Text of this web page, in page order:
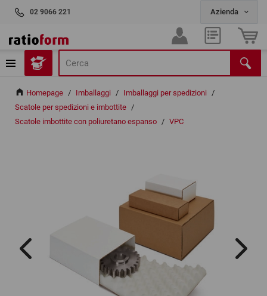
02 9066 221
Homepage / Imballaggi / Imballaggi per spedizioni /
Scatole per spedizioni e imbottite /
Scatole imbottite con poliuretano espanso / VPC